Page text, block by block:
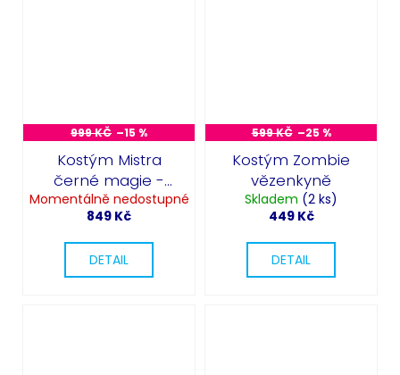
999 KČ –15 %
Kostým Mistra
černé magie -
Dark Arts Ritual
Momentálně nedostupné
849 Kč
DETAIL
599 KČ –25 %
Kostým Zombie
vězenkyně
Skladem (2 ks)
449 Kč
DETAIL